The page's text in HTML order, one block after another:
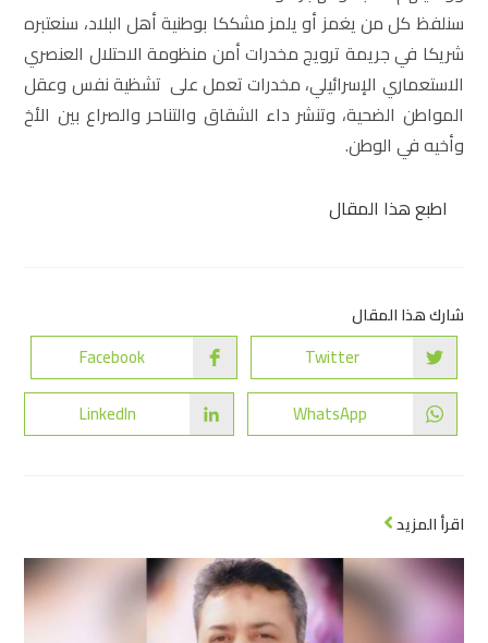
سنلفظ كل من يغمز أو يلمز مشككا بوطنية أهل البلاد، سنعتبره
شريكا في جريمة ترويج مخدرات أمن منظومة الاحتلال العنصري
الاستعماري الإسرائيلي، مخدرات تعمل على تشظية نفس وعقل
المواطن الضحية، وتنشر داء الشقاق والتناحر والصراع بين الأخ
وأخيه في الوطن.
اطبع هذا المقال
شارك هذا المقال
Twitter
Facebook
WhatsApp
LinkedIn
اقرأ المزيد